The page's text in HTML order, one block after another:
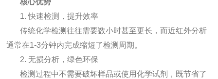
核心优势
1. 快速检测，提升效率
传统化学检测往往需要数小时甚至更长，而近红外分析
通常在1-3分钟内完成缩短了检测周期。
2. 无损分析，绿色环保
检测过程中不需要破坏样品或使用化学试剂，既节省了